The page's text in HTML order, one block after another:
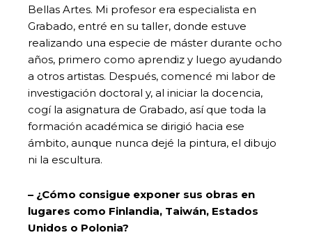
Bellas Artes. Mi profesor era especialista en
Grabado, entré en su taller, donde estuve
realizando una especie de máster durante ocho
años, primero como aprendiz y luego ayudando
a otros artistas. Después, comencé mi labor de
investigación doctoral y, al iniciar la docencia,
cogí la asignatura de Grabado, así que toda la
formación académica se dirigió hacia ese
ámbito, aunque nunca dejé la pintura, el dibujo
ni la escultura.
– ¿Cómo consigue exponer sus obras en
lugares como Finlandia, Taiwán, Estados
Unidos o Polonia?